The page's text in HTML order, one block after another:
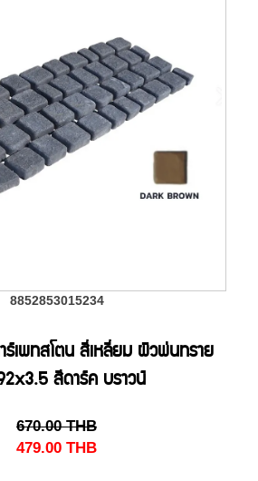
8852853015234
ร์เพทสโตน สี่เหลี่ยม ผิวพ่นทราย
สีดาร์ค บราวน์
670.00 THB
479.00 THB